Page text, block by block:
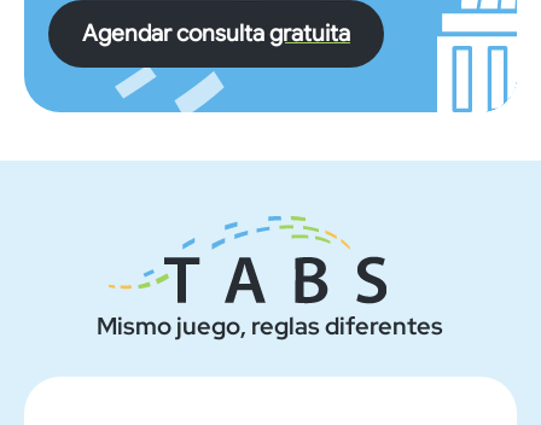
Agendar consultagratuita
Mismo juego, reglas diferentes